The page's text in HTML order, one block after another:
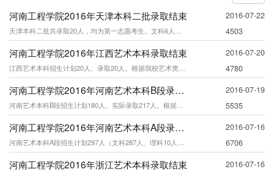
河南工程学院2016年天津本科二批录取结束
2016-07-22
4503
河南工程学院2016年江西艺术本科录取结束
2016-07-20
4780
河南工程学院2016年河南艺术本科B段录取结束
2016-07-19
5535
河南工程学院2016年河南艺术本科A段录取结束
河南艺术本科A段招生计划297人（文科287人、理科10人），实际录取298人（
2016-07-16
6706
河南工程学院2016年浙江艺术本科录取结束
2016-07-16